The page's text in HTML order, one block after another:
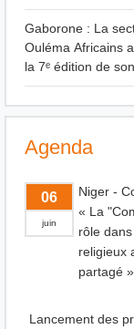
Gaborone : La
Ouléma Africains
la 7ᵉ édition de
Agenda
06
juin
Niger -
« La
rôle
religieux
partagé »
Lancement des